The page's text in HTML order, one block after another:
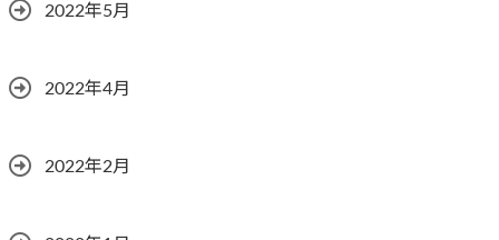
2022年5月
2022年4月
2022年2月